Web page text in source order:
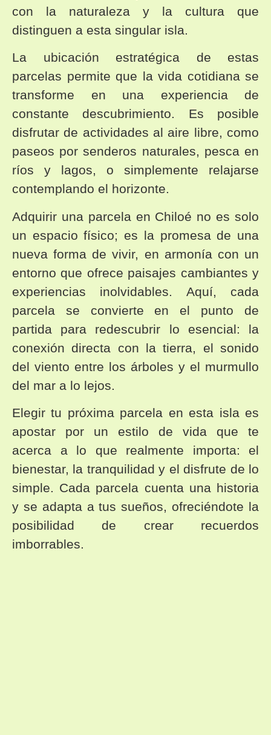
con la naturaleza y la cultura que
distinguen a esta singular isla.
La ubicación estratégica de estas
parcelas permite que la vida cotidiana se
transforme en una experiencia de
constante descubrimiento. Es posible
disfrutar de actividades al aire libre, como
paseos por senderos naturales, pesca en
ríos y lagos, o simplemente relajarse
contemplando el horizonte.
Adquirir una parcela en Chiloé no es solo
un espacio físico; es la promesa de una
nueva forma de vivir, en armonía con un
entorno que ofrece paisajes cambiantes y
experiencias inolvidables. Aquí, cada
parcela se convierte en el punto de
partida para redescubrir lo esencial: la
conexión directa con la tierra, el sonido
del viento entre los árboles y el murmullo
del mar a lo lejos.
Elegir tu próxima parcela en esta isla es
apostar por un estilo de vida que te
acerca a lo que realmente importa: el
bienestar, la tranquilidad y el disfrute de lo
simple. Cada parcela cuenta una historia
y se adapta a tus sueños, ofreciéndote la
posibilidad de crear recuerdos
imborrables.